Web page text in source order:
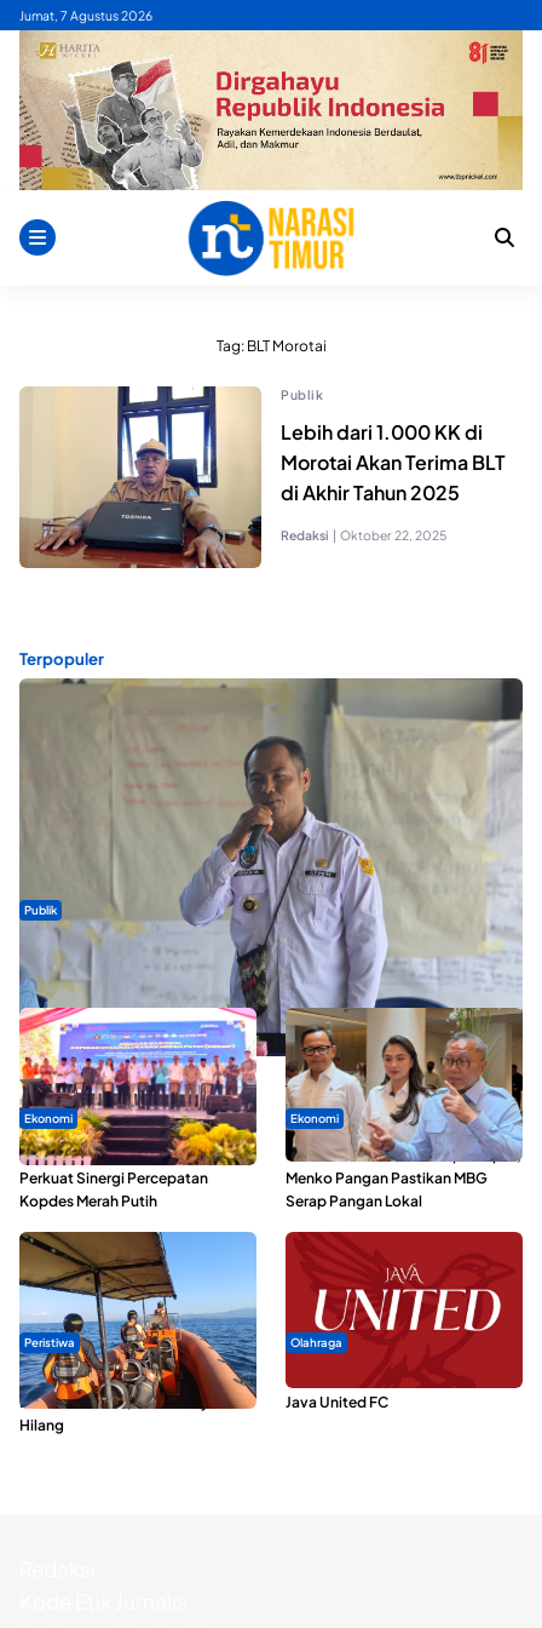
Skip
content
Jumat, 7 Agustus 2026
Tag: BLT Morotai
Publik
Lebih dari 1.000 KK di
Morotai Akan Terima BLT
di Akhir Tahun 2025
Redaksi | Oktober 22, 2025
Terpopuler
Publik
ABDESI Morotai Apresiasi Penyaluran ADD Rp3,13 Miliar untuk
88 Desa
Ekonomi
Seminar di Ternate, Mendes
Perkuat Sinergi Percepatan
Kopdes Merah Putih
Ekonomi
SPPG di Maluku Utara Dipercepat,
Menko Pangan Pastikan MBG
Serap Pangan Lokal
Peristiwa
Dua Longboat Bertabrakan di
Perairan Taliabu, Satu Nelayan
Hilang
Olahraga
Dari Malut United Berubah Jadi
Java United FC